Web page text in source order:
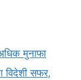
मुनाफा
विदेशी सफर,